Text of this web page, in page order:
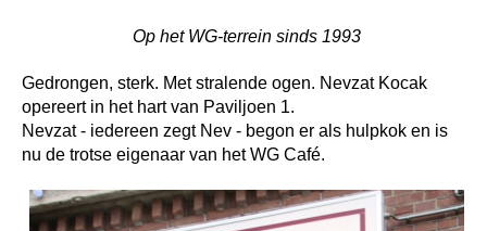
Op het WG-terrein sinds 1993
Gedrongen, sterk. Met stralende ogen. Nevzat Kocak
opereert in het hart van Paviljoen 1.
Nevzat - iedereen zegt Nev - begon er als hulpkok en is
nu de trotse eigenaar van het WG Café.